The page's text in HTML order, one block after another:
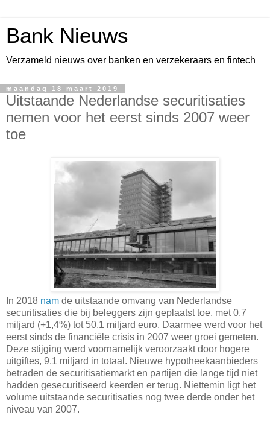
Bank Nieuws
Verzameld nieuws over banken en verzekeraars en fintech
maandag 18 maart 2019
Uitstaande Nederlandse securitisaties
nemen voor het eerst sinds 2007 weer
toe
In 2018 nam de uitstaande omvang van Nederlandse
securitisaties die bij beleggers zijn geplaatst toe, met 0,7
miljard (+1,4%) tot 50,1 miljard euro. Daarmee werd voor het
eerst sinds de financiële crisis in 2007 weer groei gemeten.
Deze stijging werd voornamelijk veroorzaakt door hogere
uitgiftes, 9,1 miljard in totaal. Nieuwe hypotheekaanbieders
betraden de securitisatiemarkt en partijen die lange tijd niet
hadden gesecuritiseerd keerden er terug. Niettemin ligt het
volume uitstaande securitisaties nog twee derde onder het
niveau van 2007.